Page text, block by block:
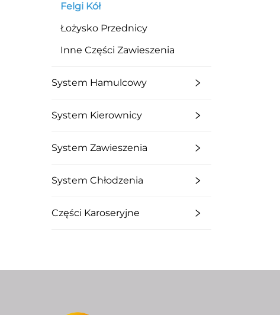
Felgi Kół
Łożysko Przednicy
Inne Części Zawieszenia
System Hamulcowy
System Kierownicy
System Zawieszenia
System Chłodzenia
Części Karoseryjne